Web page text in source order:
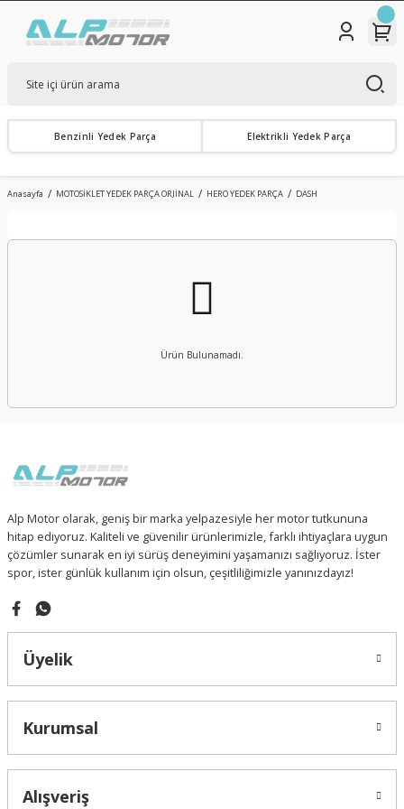
Benzinli Yedek Parça Elektrikli Yedek Parça
Anasayfa MOTOSİKLET YEDEK PARÇA ORJİNAL HERO YEDEK PARÇA DASH
Ürün Bulunamadı.
Alp Motor olarak, geniş bir marka yelpazesiyle her motor tutkununa
hitap ediyoruz. Kaliteli ve güvenilir ürünlerimizle, farklı ihtiyaçlara uygun
çözümler sunarak en iyi sürüş deneyimini yaşamanızı sağlıyoruz. İster
spor, ister günlük kullanım için olsun, çeşitliliğimizle yanınızdayız!
Üyelik
Kurumsal
Alışveriş